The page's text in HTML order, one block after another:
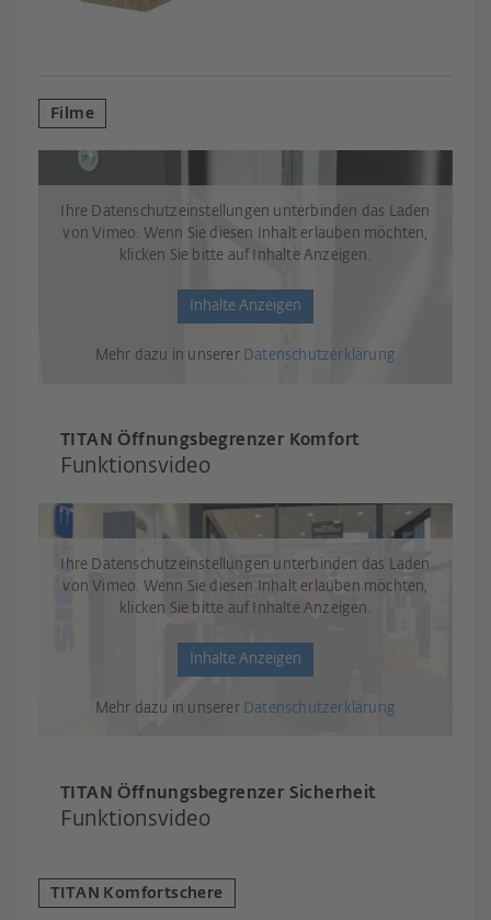
Filme
Ihre Datenschutzeinstellungen unterbinden das Laden
von Vimeo. Wenn Sie diesen Inhalt erlauben möchten,
klicken Sie bitte auf Inhalte Anzeigen.
Inhalte Anzeigen
Mehr dazu in unserer Datenschutzerklärung
TITAN Öffnungsbegrenzer Komfort
Funktionsvideo
Ihre Datenschutzeinstellungen unterbinden das Laden
von Vimeo. Wenn Sie diesen Inhalt erlauben möchten,
klicken Sie bitte auf Inhalte Anzeigen.
Inhalte Anzeigen
Mehr dazu in unserer Datenschutzerklärung
TITAN Öffnungsbegrenzer Sicherheit
Funktionsvideo
TITAN Komfortschere